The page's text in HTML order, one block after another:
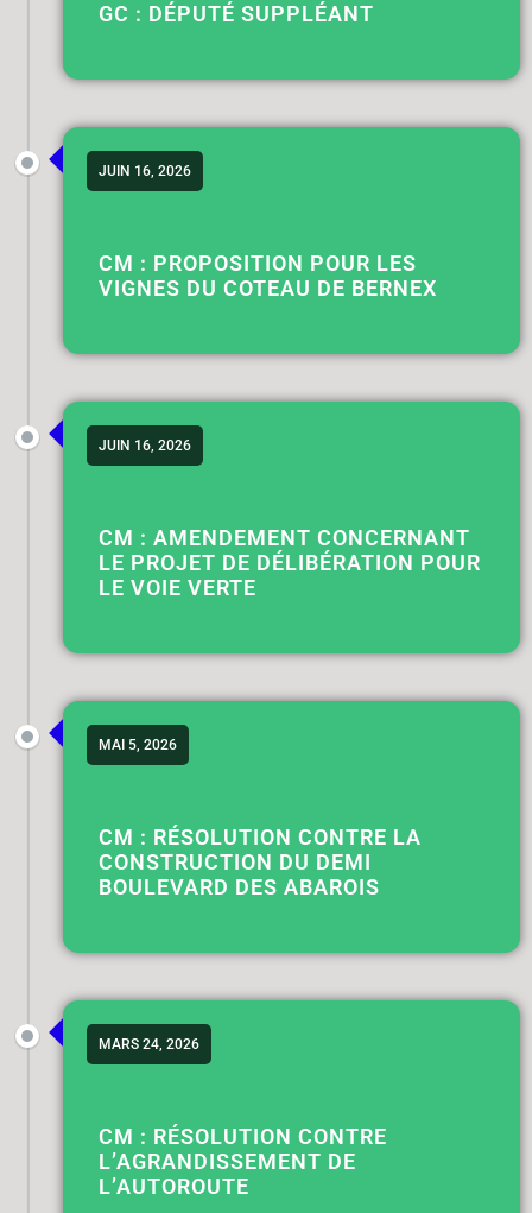
GC : DÉPUTÉ SUPPLÉANT
JUIN 16, 2026
CM : PROPOSITION POUR LES
VIGNES DU COTEAU DE BERNEX
JUIN 16, 2026
CM : AMENDEMENT CONCERNANT
LE PROJET DE DÉLIBÉRATION POUR
LE VOIE VERTE
MAI 5, 2026
CM : RÉSOLUTION CONTRE LA
CONSTRUCTION DU DEMI
BOULEVARD DES ABAROIS
MARS 24, 2026
CM : RÉSOLUTION CONTRE
L’AGRANDISSEMENT DE
L’AUTOROUTE